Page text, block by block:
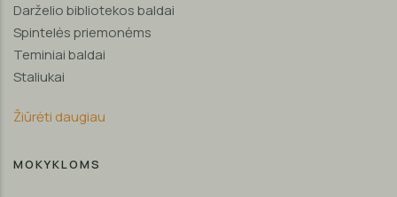
Darželio bibliotekos baldai
Spintelės priemonėms
Teminiai baldai
Staliukai
Žiūrėti daugiau
MOKYKLOMS